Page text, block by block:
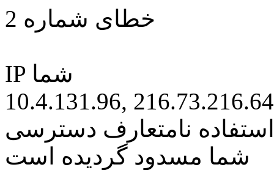
خطای شماره 2
IP شما
10.4.131.96, 216.73.216.64
نامتعارف دسترسی
شما مسدود گردیده است